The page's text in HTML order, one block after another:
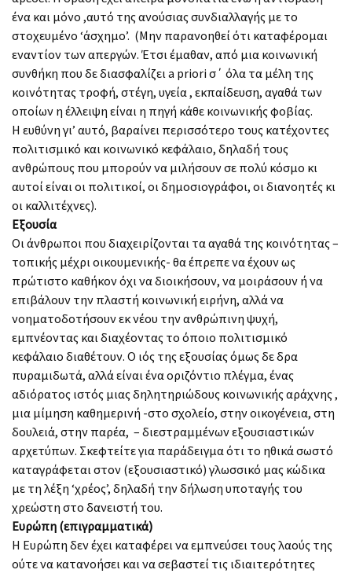
ένα και μόνο ,αυτό της ανούσιας συνδιαλλαγής με το
στοχευμένο ‘άσχημο’. (Μην παρανοηθεί ότι καταφέρομαι
εναντίον των απεργών. Έτσι έμαθαν, από μια κοινωνική
συνθήκη που δε διασφαλίζει a priori σ΄ όλα τα μέλη της
κοινότητας τροφή, στέγη, υγεία , εκπαίδευση, αγαθά των
οποίων η έλλειψη είναι η πηγή κάθε κοινωνικής φοβίας.
Η ευθύνη γι’ αυτό, βαραίνει περισσότερο τους κατέχοντες
πολιτισμικό και κοινωνικό κεφάλαιο, δηλαδή τους
ανθρώπους που μπορούν να μιλήσουν σε πολύ κόσμο κι
αυτοί είναι οι πολιτικοί, οι δημοσιογράφοι, οι διανοητές κι
οι καλλιτέχνες).
Εξουσία
Οι άνθρωποι που διαχειρίζονται τα αγαθά της κοινότητας –
τοπικής μέχρι οικουμενικής- θα έπρεπε να έχουν ως
πρώτιστο καθήκον όχι να διοικήσουν, να μοιράσουν ή να
επιβάλουν την πλαστή κοινωνική ειρήνη, αλλά να
νοηματοδοτήσουν εκ νέου την ανθρώπινη ψυχή,
εμπνέοντας και διαχέοντας το όποιο πολιτισμικό
κεφάλαιο διαθέτουν. Ο ιός της εξουσίας όμως δε δρα
πυραμιδωτά, αλλά είναι ένα οριζόντιο πλέγμα, ένας
αδιόρατος ιστός μιας δηλητηριώδους κοινωνικής αράχνης ,
μια μίμηση καθημερινή -στο σχολείο, στην οικογένεια, στη
δουλειά, στην παρέα, – διεστραμμένων εξουσιαστικών
αρχετύπων. Σκεφτείτε για παράδειγμα ότι το ηθικά σωστό
καταγράφεται στον (εξουσιαστικό) γλωσσικό μας κώδικα
με τη λέξη ‘χρέος’, δηλαδή την δήλωση υποταγής του
χρεώστη στο δανειστή του.
Ευρώπη (επιγραμματικά)
Η Ευρώπη δεν έχει καταφέρει να εμπνεύσει τους λαούς της
ούτε να κατανοήσει και να σεβαστεί τις ιδιαιτερότητες